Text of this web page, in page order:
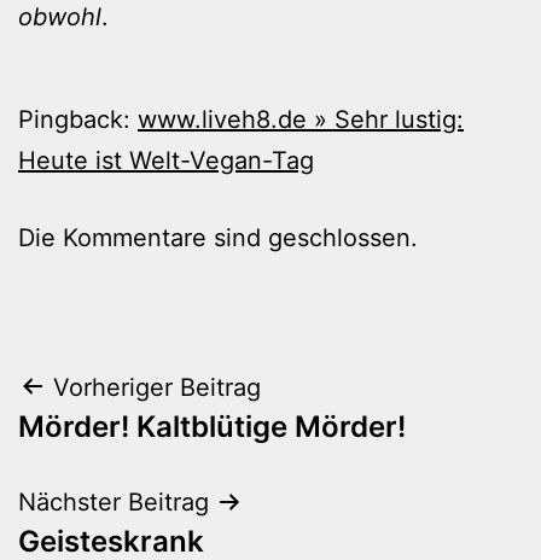
obwohl.
Pingback: www.liveh8.de » Sehr lustig:
Heute ist Welt-Vegan-Tag
Die Kommentare sind geschlossen.
Beitragsnavigation
Vorheriger Beitrag
Mörder! Kaltblütige Mörder!
Nächster Beitrag
Geisteskrank